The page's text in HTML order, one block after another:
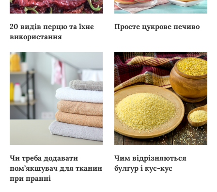
20 видів перцю та їхнє
використання
Просте цукрове печиво
Чи треба додавати
пом’якшувач для тканин
при пранні
Чим відрізняються
булгур і кус-кус